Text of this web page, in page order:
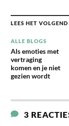
LEES HET
ALLE BLOGS
Als emoties met
vertraging
komen en je niet
gezien wordt
3